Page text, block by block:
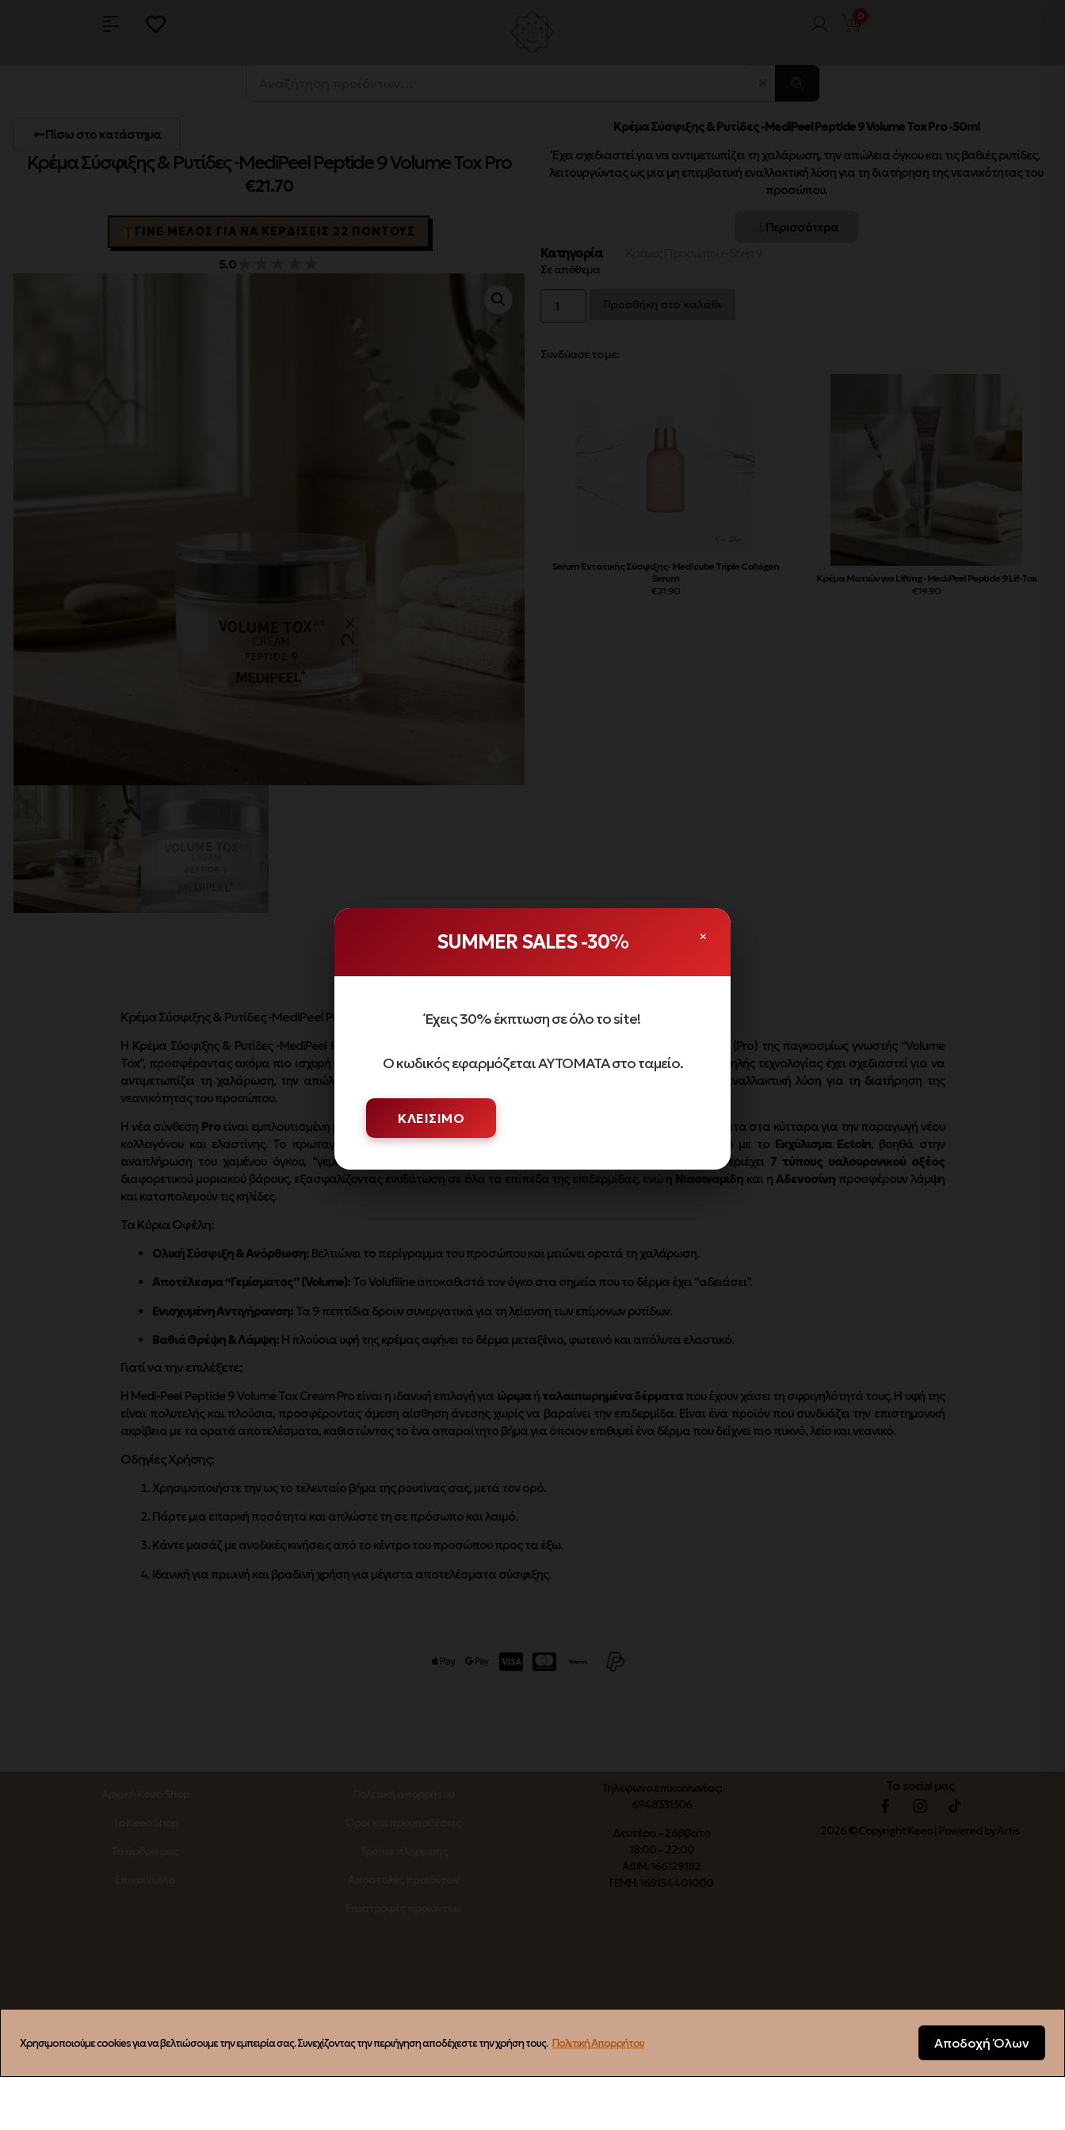
0
Πίσω στο κατάστημα
Κρέμα Σύσφιξης & Ρυτίδες -MediPeel Peptide 9 Volume Tox Pro
€21.70
ΓΊΝΕ ΜΈΛΟΣ ΓΙΑ ΝΑ ΚΕΡΔΊΣΕΙΣ 22 ΠΌΝΤΟΥΣ
5.0★
Κρέμα Σύσφιξης & Ρυτίδες -MediPeel Peptide 9 Volume Tox Pro -50ml
Έχει σχεδιαστεί για να αντιμετωπίζει τη χαλάρωση, την απώλεια όγκου και τις βαθιές ρυτίδες,
λειτουργώντας ως μια μη επεμβατική εναλλακτική λύση για τη διατήρηση της νεανικότητας του
προσώπου.
Περισσότερα
Κατηγορία
Σε απόθεμα
Προσθήκη στο καλάθι
Συνδύασε το με:
Serum Εντατικής Σύσφιξης- Medicube Triple Collagen
Serum
€21.90
Κρέμα Ματιών για Lifting- MediPeel Peptide 9 Lif-Tox
€19.90
Περιγραφή Συστατικά
Κρέμα Σύσφιξης & Ρυτίδες -MediPeel Peptide 9 Volume Tox Pro
Η Κρέμα Σύσφιξης & Ρυτίδες -MediPeel Peptide 9 Volume Tox Pro αποτελεί την εξελιγμένη, επαγγελματική έκδοση (Pro) της παγκοσμίως γνωστής “Volume
Tox”, προσφέροντας ακόμα πιο ισχυρή αντιγηραντική δράση και άμεσο αποτέλεσμα “plumping”. Αυτή η κρέμα υψηλής τεχνολογίας έχει σχεδιαστεί για να
αντιμετωπίζει τη χαλάρωση, την απώλεια όγκου και τις βαθιές ρυτίδες, λειτουργώντας ως μια μη επεμβατική εναλλακτική λύση για τη διατήρηση της
νεανικότητας του προσώπου.
Η νέα σύνθεση Proείναι εμπλουτισμένη με ένα πανίσχυρο σύμπλεγμα
, τα οποία στέλνουν σήματα στα κύτταρα για την παραγωγή νέου
κολλαγόνου και ελαστίνης. Το πρωταγωνιστικό συστατικόVolufiline (από τη γαλλική Sederma) σε συνδυασμό με το Εκχύλισμα Ectoin, βοηθά στην
αναπλήρωση του χαμένου όγκου, “γεμίζοντας” τις γραμμές έκφρασης από μέσα προς τα έξω. Επιπλέον, περιέχει 7 τύπους υαλουρονικού οξέος
διαφορετικού μοριακού βάρους, εξασφαλίζοντας ενυδάτωση σε όλα τα επίπεδα της επιδερμίδας, ενώ η Νιασιναμίδη και η Αδενοσίνηπροσφέρουν λάμψη
και καταπολεμούν τις κηλίδες.
Τα Κύρια Οφέλη:
Ολική Σύσφιξη & Ανόρθωση: Βελτιώνει το περίγραμμα του προσώπου και μειώνει ορατά τη χαλάρωση.
Αποτέλεσμα “Γεμίσματος” (Volume): Το Volufiline αποκαθιστά τον όγκο στα σημεία που το δέρμα έχει “αδειάσει”.
Ενισχυμένη Αντιγήρανση: Τα 9 πεπτίδια δρουν συνεργατικά για τη λείανση των επίμονων ρυτίδων.
Βαθιά Θρέψη & Λάμψη: Η πλούσια υφή της κρέμας αφήνει το δέρμα μεταξένιο, φωτεινό και απόλυτα ελαστικό.
Γιατί να την επιλέξετε;
Η Medi-Peel Peptide 9 Volume Tox Cream Pro είναι η ιδανική επιλογή για ώριμαή ταλαιπωρημένα δέρματαπου έχουν χάσει τη σφριγηλότητά τους. Η υφή της
είναι πολυτελής και πλούσια, προσφέροντας άμεση αίσθηση άνεσης χωρίς να βαραίνει την επιδερμίδα. Είναι ένα προϊόν που συνδυάζει την επιστημονική
ακρίβεια με τα ορατά αποτελέσματα, καθιστώντας το ένα απαραίτητο βήμα για όποιον επιθυμεί ένα δέρμα που δείχνει πιο πυκνό, λείο και νεανικό.
Οδηγίες Χρήσης:
Χρησιμοποιήστε την ως το τελευταίο βήμα της ρουτίνας σας, μετά τον ορό.
Πάρτε μια επαρκή ποσότητα και απλώστε τη σε πρόσωπο και λαιμό.
Κάντε μασάζ με ανοδικές κινήσεις από το κέντρο του προσώπου προς τα έξω.
Ιδανική για πρωινή και βραδινή χρήση για μέγιστα αποτελέσματα σύσφιξης.
Τηλέφωνο επικοινωνίας:
6948331306
Δευτέρα – Σάββατο
18:00 – 22:00
ΑΦΜ: 166129182
ΓΕΜΗ: 169154401000
Τα social μας
2026 © Copyright Keeo | Powered by Artis
Εγγραφή στο Newsletter
ΕΓΓΡΑΦΗ
×
SUMMER SALES -30%
Έχεις 30% έκπτωση σε όλο το site!
Ο κωδικός εφαρμόζεται ΑΥΤΟΜΑΤΑ στο ταμείο.
ΚΛΕΊΣΙΜΟ
Χρησιμοποιούμε cookies για να βελτιώσουμε την εμπειρία σας. Συνεχίζοντας την περιήγηση αποδέχεστε την χρήση τους. Πολιτική Απορρήτου Αποδοχή Όλων